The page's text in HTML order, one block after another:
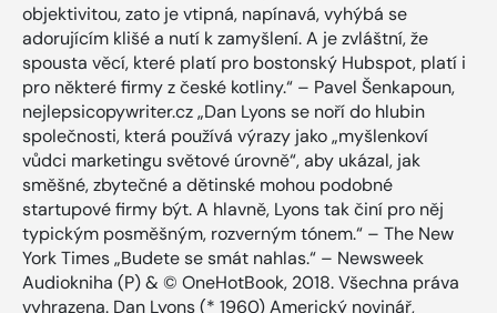
objektivitou, zato je vtipná, napínavá, vyhýbá se
adorujícím klišé a nutí k zamyšlení. A je zvláštní, že
spousta věcí, které platí pro bostonský Hubspot, platí i
pro některé firmy z české kotliny.“ – Pavel Šenkapoun,
nejlepsicopywriter.cz „Dan Lyons se noří do hlubin
společnosti, která používá výrazy jako „myšlenkoví
vůdci marketingu světové úrovně“, aby ukázal, jak
směšné, zbytečné a dětinské mohou podobné
startupové firmy být. A hlavně, Lyons tak činí pro něj
typickým posměšným, rozverným tónem.“ – The New
York Times „Budete se smát nahlas.“ – Newsweek
Audiokniha (P) & © OneHotBook, 2018. Všechna práva
vyhrazena. Dan Lyons (* 1960) Americký novinář,